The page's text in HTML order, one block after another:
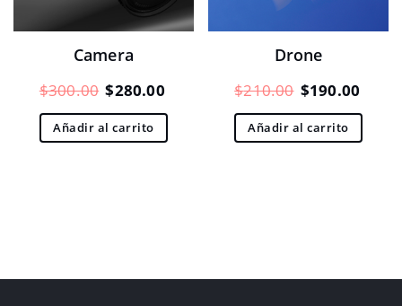
Camera
$300.00 El
precio
original
$280.00
precio
Añadir al carrito
Drone
$210.00 El
precio
original
$190.00
Añadir al carrito